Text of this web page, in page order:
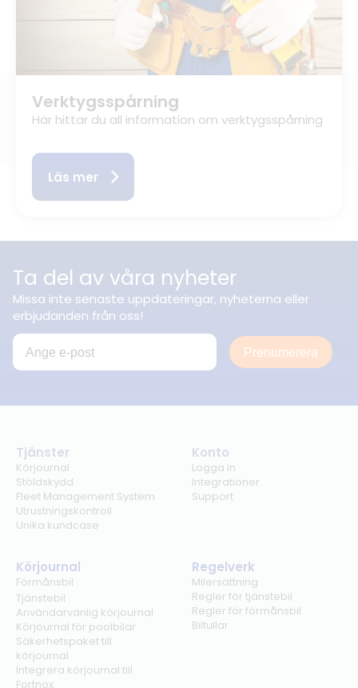
Verktygsspårning
Här hittar du all information om verktygsspårning
Läs mer
Ta del av våra nyheter
Missa inte senaste uppdateringar, nyheterna eller
erbjudanden från oss!
Prenumerera
Tjänster
Körjournal
Stöldskydd
Fleet Management System
Utrustningskontroll
Unika kundcase
Konto
Logga in
Integrationer
Support
Körjournal
Förmånsbil
Tjänstebil
Användarvänlig körjournal
Körjournal för poolbilar
Säkerhetspaket till
körjournal
Integrera körjournal till
Fortnox
Regelverk
Milersättning
Regler för tjänstebil
Regler för förmånsbil
Biltullar